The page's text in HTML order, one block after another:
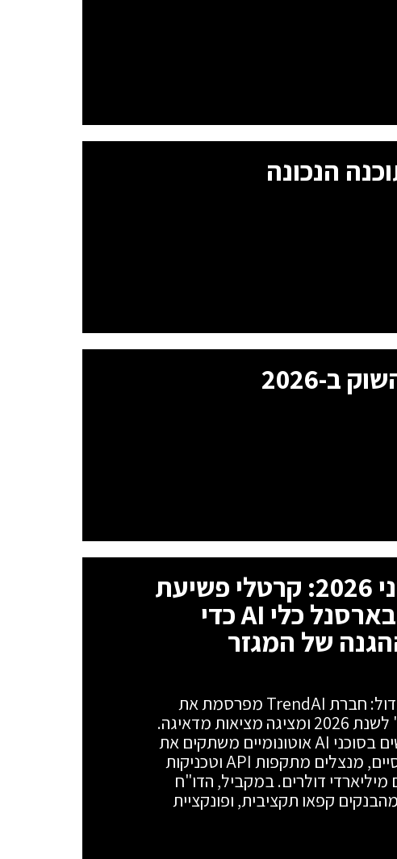
שוד הבנקים המודרני 2026: קרטלי פשיעת
הסייבר משתמשים בארסנל כלי AI כדי
של המגזר
המרדף הדיגיטלי אחרי הכסף הגדול: חברת TrendAI מפרסמת את
מחקר "Modern Bank Heists" לשנת 2026 ומציגה מציאות מדאיגה.
קרטלי פשיעה בינלאומיים חמושים בסוכני AI אוטונומיים משתקים את
יכולות התגובה של מוסדות פיננסיים, מנצלים מתקפות API וטכניקות
מיליארדי דולרים. במקביל, הדו"ח
כשל משילות חמור: 54% מהבנקים קפאו תקציבית, ופונקציית